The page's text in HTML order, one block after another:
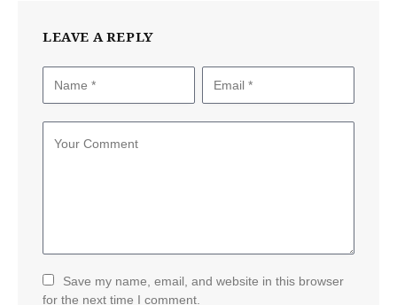
LEAVE A REPLY
Save my name, email, and website in this browser
for the next time I comment.